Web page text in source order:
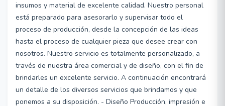
insumos y material de excelente calidad. Nuestro personal
está preparado para asesorarlo y supervisar todo el
proceso de producción, desde la concepción de las ideas
hasta el proceso de cualquier pieza que desee crear con
nosotros. Nuestro servicio es totalmente personalizado, a
través de nuestra área comercial y de diseño, con el fin de
brindarles un excelente servicio. A continuación encontrará
un detalle de los diversos servicios que brindamos y que
ponemos a su disposición. - Diseño Producción, impresión e